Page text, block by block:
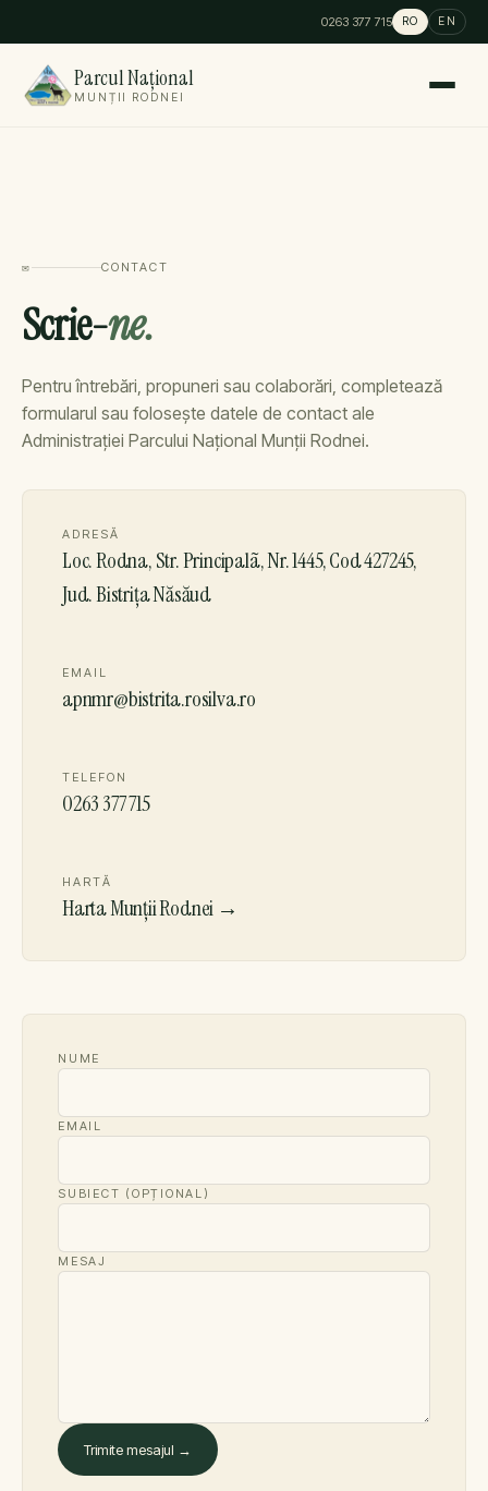
0263 377 715 RO EN
Parcul Național
MUNȚII RODNEI
✉ CONTACT
Scrie-ne.
Pentru întrebări, propuneri sau colaborări, completează
formularul sau folosește datele de contact ale
Administrației Parcului Național Munții Rodnei.
ADRESĂ
Loc. Rodna, Str. Principalã, Nr. 1445, Cod 427245,
Jud. Bistrița Năsăud
EMAIL
apnmr@bistrita.rosilva.ro
TELEFON
0263 377 715
HARTĂ
Harta Munții Rodnei →
NUME
EMAIL
SUBIECT (OPȚIONAL)
MESAJ
Trimite mesajul →